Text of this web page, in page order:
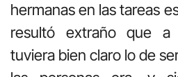
hermanas en las tareas
resultó extraño que a
tuviera bien claro lo de